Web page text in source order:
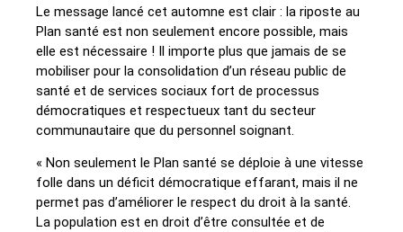
Le message lancé cet automne est clair : la riposte au
Plan santé est non seulement encore possible, mais
elle est nécessaire ! Il importe plus que jamais de se
mobiliser pour la consolidation d’un réseau public de
santé et de services sociaux fort de processus
démocratiques et respectueux tant du secteur
communautaire que du personnel soignant.
« Non seulement le Plan santé se déploie à une vitesse
folle dans un déficit démocratique effarant, mais il ne
permet pas d’améliorer le respect du droit à la santé.
La population est en droit d’être consultée et de